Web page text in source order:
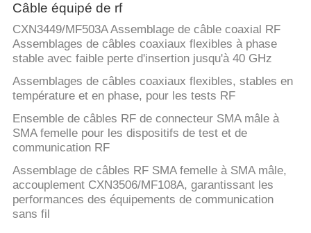
Câble équipé de rf
CXN3449/MF503A Assemblage de câble coaxial RF
Assemblages de câbles coaxiaux flexibles à phase
stable avec faible perte d'insertion jusqu'à 40 GHz
Assemblages de câbles coaxiaux flexibles, stables en
température et en phase, pour les tests RF
Ensemble de câbles RF de connecteur SMA mâle à
SMA femelle pour les dispositifs de test et de
communication RF
Assemblage de câbles RF SMA femelle à SMA mâle,
accouplement CXN3506/MF108A, garantissant les
performances des équipements de communication
sans fil